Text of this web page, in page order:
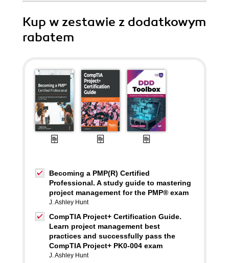
Kup w zestawie z dodatkowym
rabatem
Becoming a PMP(R) Certified
Professional. A study guide to mastering
project management for the PMP® exam
J. Ashley Hunt
CompTIA Project+ Certification Guide.
Learn project management best
practices and successfully pass the
CompTIA Project+ PK0-004 exam
J. Ashley Hunt